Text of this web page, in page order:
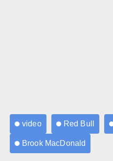
video Red Bull
Brook MacDonald